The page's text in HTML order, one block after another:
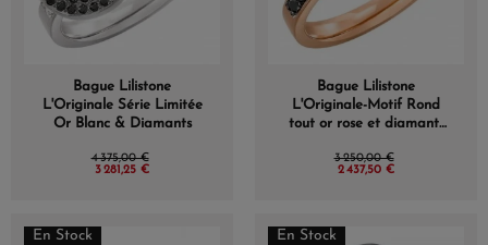
Bague Lilistone
L'Originale Série Limitée
Or Blanc & Diamants
4 375,00 €
3 281,25 €
Bague Lilistone
L'Originale-Motif Rond
tout or rose et diamants
3 250,00 €
2 437,50 €
En Stock En Stock